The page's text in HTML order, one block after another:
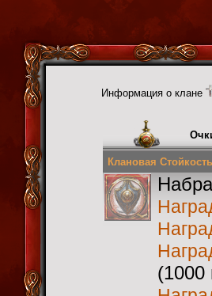
Информация о клане
Клановая
(1000